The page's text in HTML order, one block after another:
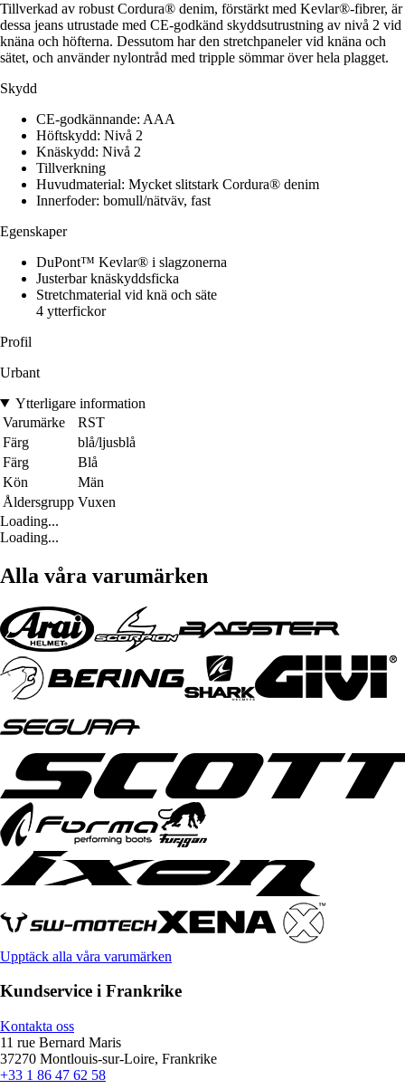
Tillverkad av robust Cordura® denim, förstärkt med Kevlar®-fibrer, är
dessa jeans utrustade med CE-godkänd skyddsutrustning av nivå 2 vid
knäna och höfterna. Dessutom har den stretchpaneler vid knäna och
sätet, och använder nylontråd med tripple sömmar över hela plagget.
Skydd
CE-godkännande: AAA
Höftskydd: Nivå 2
Knäskydd: Nivå 2
Tillverkning
Huvudmaterial: Mycket slitstark Cordura® denim
Innerfoder: bomull/nätväv, fast
Egenskaper
DuPont™ Kevlar® i slagzonerna
Justerbar knäskyddsficka
Stretchmaterial vid knä och säte
4 ytterfickor
Profil
Urbant
Ytterligare information
Varumärke
RST
Färg
blå/ljusblå
Färg
Blå
Kön
Män
Åldersgrupp Vuxen
Loading...
Loading...
Alla våra varumärken
Upptäck alla våra varumärken
Kundservice i Frankrike
Kontakta oss
11 rue Bernard Maris
37270 Montlouis-sur-Loire, Frankrike
+33 1 86 47 62 58